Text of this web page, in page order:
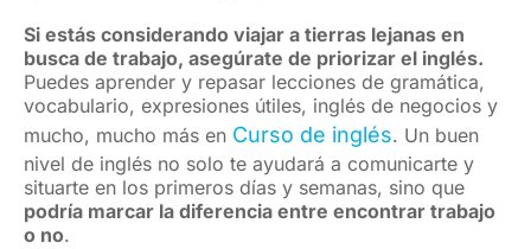
Si estás considerando viajar a tierras lejanas en
busca de trabajo, asegúrate de priorizar el inglés.
Puedes aprender y repasar lecciones de gramática,
vocabulario, expresiones útiles, inglés de negocios y
mucho, mucho más en Curso de inglés. Un buen
nivel de inglés no solo te ayudará a comunicarte y
situarte en los primeros días y semanas, sino que
podría marcar la diferencia entre encontrar trabajo
o no.